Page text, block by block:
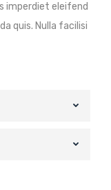
imperdiet eleifend
quis. Nulla facilisi